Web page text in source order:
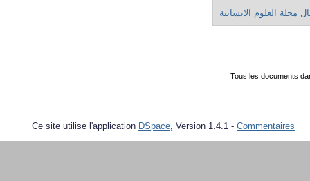
Tous les documents
Ce site utilise l'application DSpace, Version 1.4.1 - Commentaires